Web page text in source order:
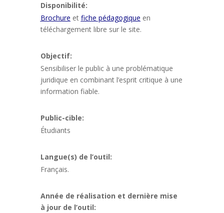
Disponibilité:
Brochure et fiche pédagogique en
téléchargement libre sur le site.
Objectif:
Sensibiliser le public à une problématique
juridique en combinant l’esprit critique à une
information fiable.
Public-cible:
Étudiants
Langue(s) de l’outil:
Français.
Année de réalisation et dernière mise
à jour de l’outil: